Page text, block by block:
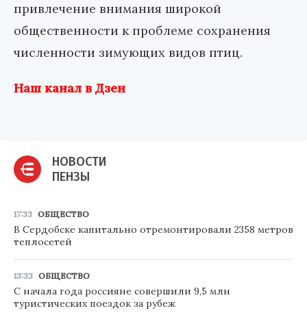
привлечение внимания широкой
общественности к проблеме сохранения
численности зимующих видов птиц.
Наш канал в Дзен
НОВОСТИ
ПЕНЗЫ
17:33 ОБЩЕСТВО
В Сердобске капитально отремонтировали 2358 метров
теплосетей
13:33 ОБЩЕСТВО
С начала года россияне совершили 9,5 млн
туристических поездок за рубеж